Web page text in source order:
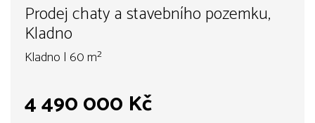
Prodej chaty a stavebního pozemku,
Kladno
Kladno | 60 m²
4 490 000 Kč